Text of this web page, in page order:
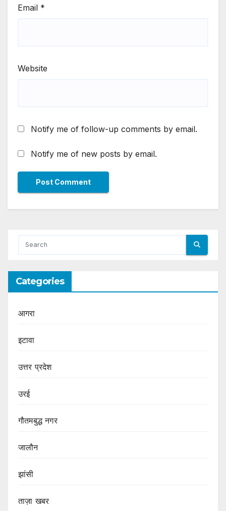
Email *
Website
Notify me of follow-up comments by email.
Notify me of new posts by email.
Categories
आगरा
इटावा
उत्तर प्रदेश
उरई
गौतमबुद्ध नगर
जालौन
झांसी
ताज़ा खबर